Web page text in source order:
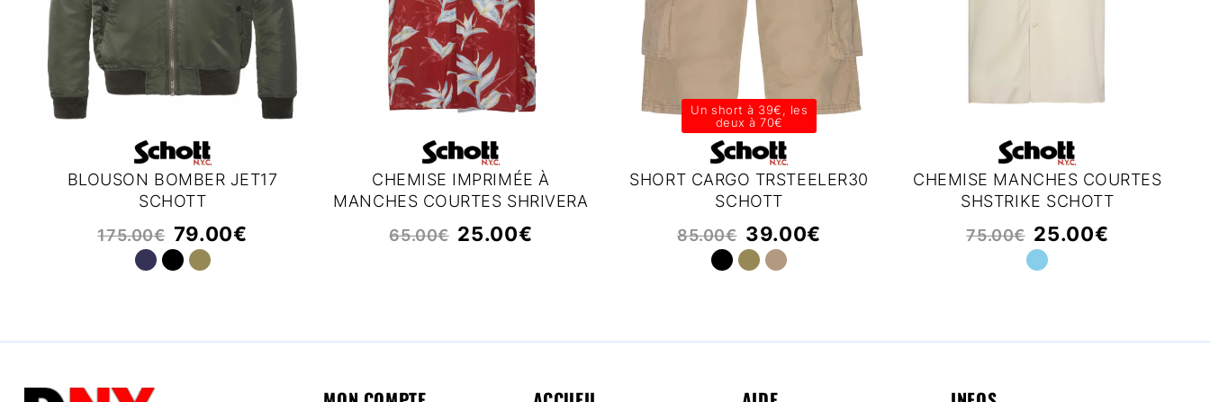
BLOUSON BOMBER JET17
SCHOTT
175.00€ 79.00€
CHEMISE IMPRIMÉE À
MANCHES COURTES SHRIVERA
SCHOTT
65.00€ 25.00€
Un short à 39€, les
deux à 70€
SHORT CARGO TRSTEELER30
SCHOTT
85.00€ 39.00€
CHEMISE MANCHES COURTES
SHSTRIKE SCHOTT
75.00€ 25.00€